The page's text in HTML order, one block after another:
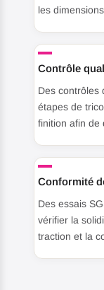
les
Contrôle
Des contrôles
étapes de
finition afin de
Conformité
Des essais
vérifier la
traction et la